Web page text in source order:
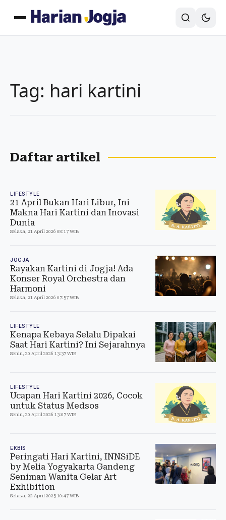
Tag: hari kartini
Daftar artikel
LIFESTYLE
21 April Bukan Hari Libur, Ini
Makna Hari Kartini dan Inovasi
Dunia
Selasa, 21 April 2026 08:17 WIB
JOGJA
Rayakan Kartini di Jogja! Ada
Konser Royal Orchestra dan
Harmoni
Selasa, 21 April 2026 07:57 WIB
LIFESTYLE
Kenapa Kebaya Selalu Dipakai
Saat Hari Kartini? Ini Sejarahnya
Senin, 20 April 2026 13:37 WIB
LIFESTYLE
Ucapan Hari Kartini 2026, Cocok
untuk Status Medsos
Senin, 20 April 2026 13:07 WIB
EKBIS
Peringati Hari Kartini, INNSiDE
by Melia Yogyakarta Gandeng
Seniman Wanita Gelar Art
Exhibition
Selasa, 22 April 2025 10:47 WIB